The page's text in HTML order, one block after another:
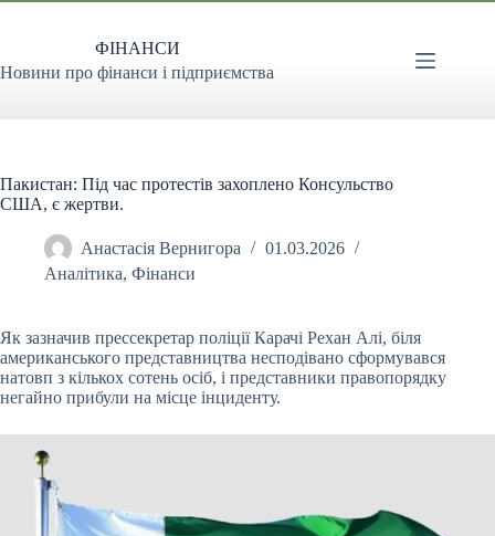
Перейти
ФІНАНСИ
Новини про фінанси і підприємства
Пакистан: Під час протестів захоплено Консульство
США, є жертви.
Анастасія Вернигора
01.03.2026
Аналітика, Фінанси
Як зазначив прессекретар поліції Карачі Рехан Алі, біля
американського представництва несподівано сформувався
натовп з кількох сотень осіб, і представники правопорядку
негайно прибули на місце інциденту.